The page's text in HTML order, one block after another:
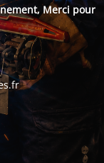
Merci pour